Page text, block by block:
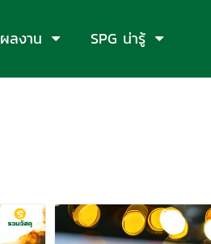
ผลงาน SPG น่ารู้